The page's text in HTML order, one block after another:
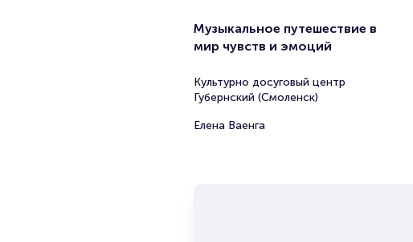
Музыкальное путешествие в
мир чувств и эмоций
Культурно досуговый центр
Губернский (Смоленск)
Елена Ваенга